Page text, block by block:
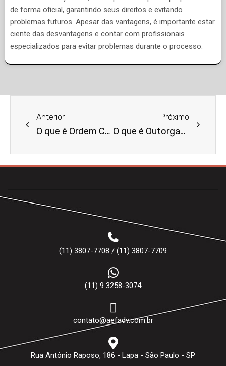
de forma oficial, garantindo seus direitos e evitando
problemas futuros. Apesar das vantagens, é importante estar
ciente das desvantagens e contar com profissionais
especializados para evitar problemas durante o processo.
Anterior
O que é Ordem Cronológica?
Próximo
O que é Outorgante e Outorgado?
(11) 3807-7708 / (11) 3807-7709
(11) 9 3258-3074
contato@aefadv.com.br
Rua Antônio Raposo, 186 - Lapa - São Paulo - SP